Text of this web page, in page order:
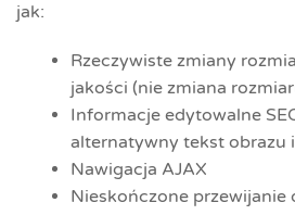
jak:
Rzeczywiste zmiany
jakości (nie zmiana
Informacje edytowalne
alternatywny tekst obrazu
Nawigacja AJAX
Nieskończone przewijanie